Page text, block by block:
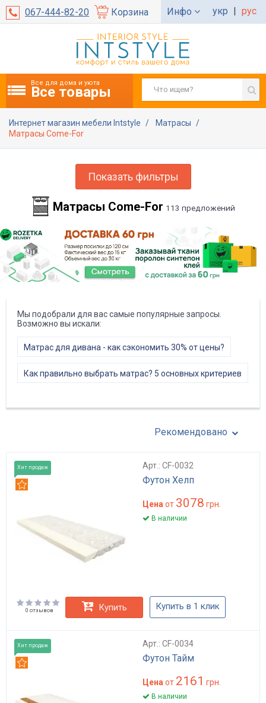
067-444-82-20 Корзина Инфо укр | рус
Все для дома и уюта
Все товары
Интернет магазин мебели Intstyle
Матрасы
Матрасы Come-For
Показать фильтры
Матрасы Come-For 113 предложений
Мы подобрали для вас самые популярные запросы.
Возможно вы искали:
Матрас для дивана - как сэкономить 30% от цены?
Как правильно выбрать матрас? 5 основных критериев
Рекомендовано
Хит продаж Арт.: CF-0032
Футон Хелп
Цена от 3078 грн.
В наличии
0 отзывов Купить Купить в 1 клик
Хит продаж Арт.: CF-0034
Футон Тайм
Цена от 2161 грн.
В наличии